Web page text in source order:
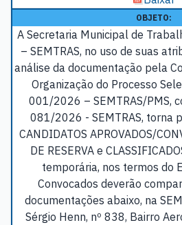
OBJETO:
A Secretaria Municipal de
– SEMTRAS, no uso de suas
análise da documentação pela
Organização do Processo
001/2026 – SEMTRAS/PMS,
081/2026 - SEMTRAS, torna
CANDIDATOS APROVADOS/
DE RESERVA e
temporária, nos termos do
Convocados deverão
documentações abaixo, na
Sérgio Henn, nº 838, Bairro